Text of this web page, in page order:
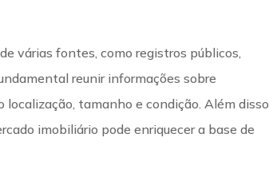
várias fontes, como registros públicos,
reunir informações sobre
tamanho e condição. Além disso,
imobiliário pode enriquecer a base de